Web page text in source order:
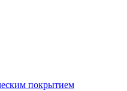
покрытием